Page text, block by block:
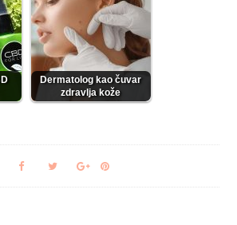
Dermatolog kao čuvar
zdravlja kože